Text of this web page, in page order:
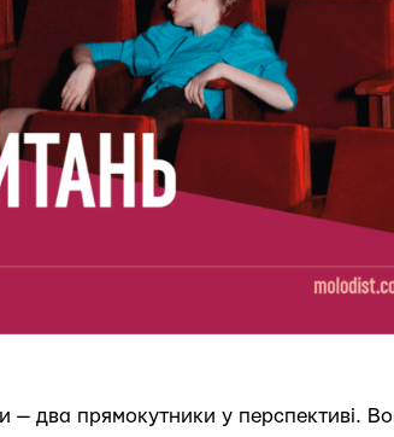
— два прямокутники у перспективі.